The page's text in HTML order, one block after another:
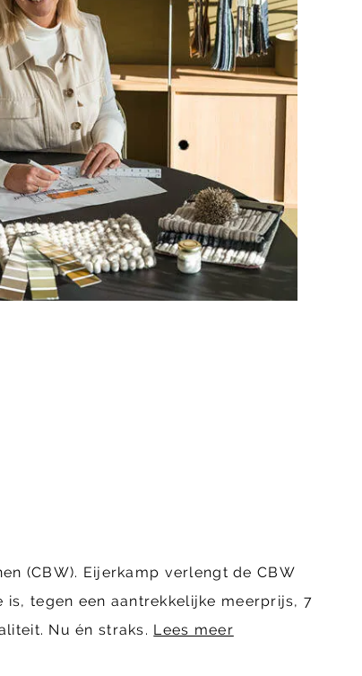
(CBW). Eijerkamp verlengt de CBW
tegen een aantrekkelijke meerprijs, 7
Nu én straks. Lees meer